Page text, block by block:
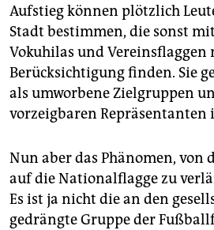
Aufstieg können plötzlich
Stadt bestimmen, die sonst
Vokuhilas und Vereinsflaggen
Berücksichtigung finden. Sie
als umworbene Zielgruppen
vorzeigbaren Repräsentanten
Nun aber das Phänomen, von
auf die Nationalflagge zu
Es ist ja nicht die an den
gedrängte Gruppe der